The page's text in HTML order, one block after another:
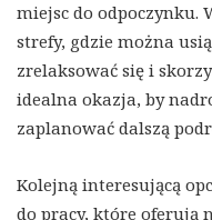
miejsc do odpoczynku.
strefy, gdzie można
zrelaksować się i
idealna okazja, by
zaplanować dalszą
Kolejną interesującą
do pracy, które oferują